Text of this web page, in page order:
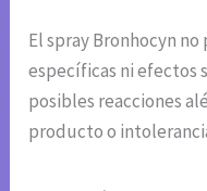
El spray Bronhocyn
específicas ni efectos
posibles reacciones
producto o